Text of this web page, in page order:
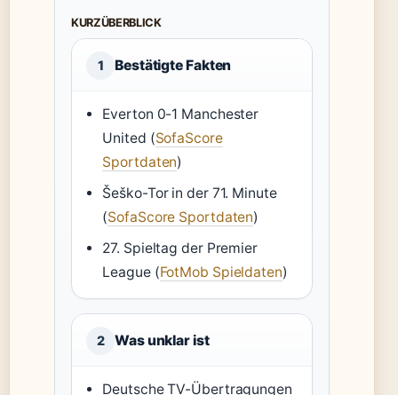
KURZÜBERBLICK
1 Bestätigte Fakten
Everton 0-1 Manchester
United (SofaScore
Sportdaten)
Šeško-Tor in der 71. Minute
(SofaScore Sportdaten)
27. Spieltag der Premier
League (FotMob Spieldaten)
2 Was unklar ist
Deutsche TV-Übertragungen